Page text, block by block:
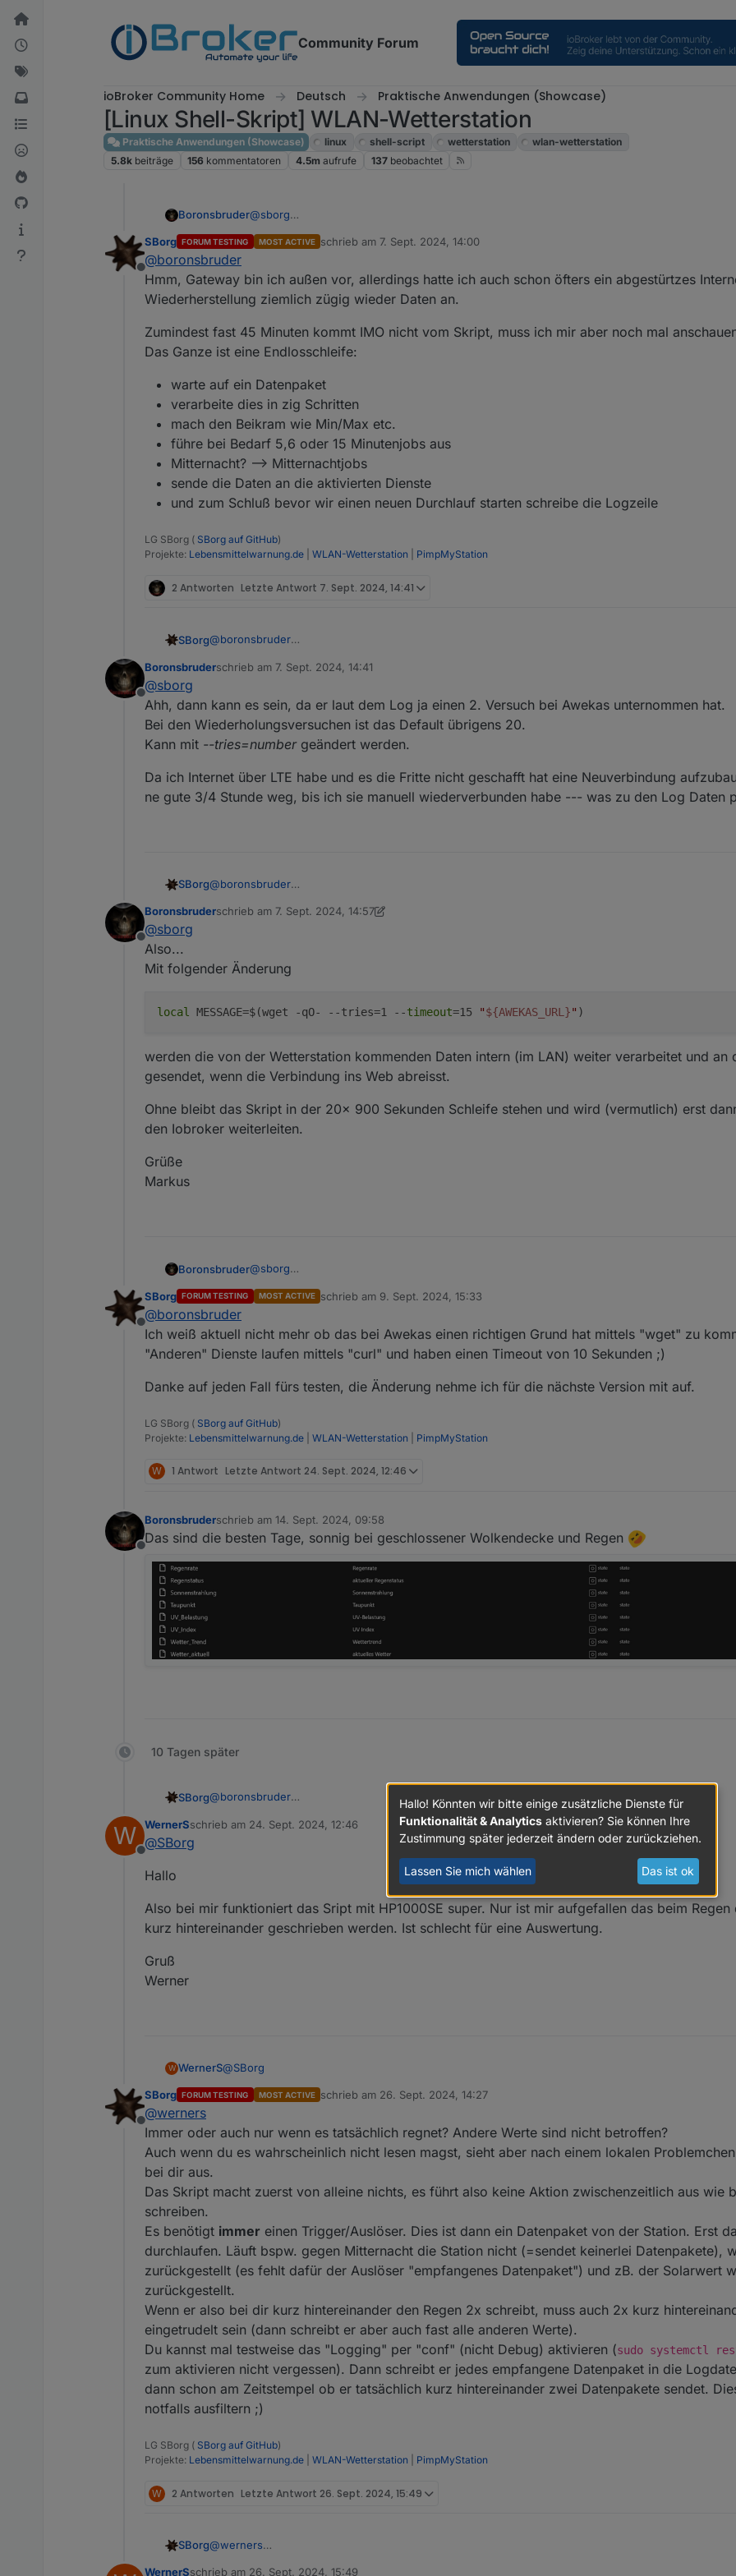
Weiter zum Inhalt
Community Forum
ioBroker Community Home Deutsch Praktische Anwendungen (Showcase)
[Linux Shell-Skript] WLAN-Wetterstation
Praktische Anwendungen (Showcase) linux shell-script wetterstation
wlan-wetterstation
5.8k beiträge 156 kommentatoren 4.5m aufrufe 137 beobachtet
Boronsbruder@sborg
Mir ist aber gerade aufgefallen, dass im Wetterstations-Log weit über 15 Minuten keine Daten
dateutc=2024-09-05+17:39:14 bis dateutc=2024-09-05+18:25:31
Wann wird das Log geschrieben?
Nicht dass das Gateway keine Daten gesendet hat, weil es keine Verbindung zum Internet
Offline
SBorg FORUM TESTING MOST ACTIVE schrieb am 7. Sept. 2024, 14:00
zuletzt editiert von
@boronsbruder
Hmm, Gateway bin ich außen vor, allerdings hatte ich auch schon öfters ein abgestürtzes
Wiederherstellung ziemlich zügig wieder Daten an.
Zumindest fast 45 Minuten kommt IMO nicht vom Skript, muss ich mir aber noch mal
Das Ganze ist eine Endlosschleife:
warte auf ein Datenpaket
verarbeite dies in zig Schritten
mach den Beikram wie Min/Max etc.
führe bei Bedarf 5,6 oder 15 Minutenjobs aus
Mitternacht? --> Mitternachtjobs
sende die Daten an die aktivierten Dienste
und zum Schluß bevor wir einen neuen Durchlauf starten schreibe die Logzeile
LG SBorg ( SBorg auf GitHub)
Projekte: Lebensmittelwarnung.de WLAN-Wetterstation PimpMyStation
2 Antworten Letzte Antwort 7. Sept. 2024, 14:41
SBorg@boronsbruder
Wiederherstellung ziemlich zügig wieder Daten an.
Zumindest fast 45 Minuten kommt IMO nicht vom Skript, muss ich mir aber noch mal anschauen.
warte auf ein Datenpaket
verarbeite dies in zig Schritten
mach den Beikram wie Min/Max etc.
führe bei Bedarf 5,6 oder 15 Minutenjobs aus
sende die Daten an die aktivierten Dienste
und zum Schluß bevor wir einen neuen Durchlauf starten schreibe die Logzeile
Offline
Boronsbruderschrieb am 7. Sept. 2024, 14:41
zuletzt editiert von
@sborg
Ahh, dann kann es sein, da er laut dem Log ja einen 2. Versuch bei Awekas unternommen hat.
Bei den Wiederholungsversuchen ist das Default übrigens 20.
Kann mit --tries=numbergeändert werden.
Da ich Internet über LTE habe und es die Fritte nicht geschafft hat eine Neuverbindung
ne gute 3/4 Stunde weg, bis ich sie manuell wiederverbunden habe --- was zu den Log Daten
SBorg@boronsbruder
Wiederherstellung ziemlich zügig wieder Daten an.
Zumindest fast 45 Minuten kommt IMO nicht vom Skript, muss ich mir aber noch mal anschauen.
verarbeite dies in zig Schritten
mach den Beikram wie Min/Max etc.
Mitternacht? --> Mitternachtjobs
Offline
Boronsbruderschrieb am 7. Sept. 2024, 14:57
zuletzt editiert von Boronsbruder
@sborg
Also...
Mit folgender Änderung
local MESSAGE=$(wget -qO- --tries=1 --timeout=15 "${AWEKAS_URL}" )
werden die von der Wetterstation kommenden Daten intern (im LAN) weiter verarbeitet und an
gesendet, wenn die Verbindung ins Web abreisst.
Ohne bleibt das Skript in der 20x 900 Sekunden Schleife stehen und wird (vermutlich) erst
den Iobroker weiterleiten.
Grüße
Markus
Boronsbruder@sborg
Mit folgender Änderung
werden die von der Wetterstation kommenden Daten intern (im LAN) weiter verarbeitet und an
gesendet, wenn die Verbindung ins Web abreisst.
Ohne bleibt das Skript in der 20x 900 Sekunden Schleife stehen und wird (vermutlich) erst
Grüße
Offline
SBorg FORUM TESTING MOST ACTIVE schrieb am 9. Sept. 2024, 15:33
zuletzt editiert von
@boronsbruder
Ich weiß aktuell nicht mehr ob das bei Awekas einen richtigen Grund hat mittels "wget" zu
"Anderen" Dienste laufen mittels "curl" und haben einen Timeout von 10 Sekunden ;)
Danke auf jeden Fall fürs testen, die Änderung nehme ich für die nächste Version mit auf.
LG SBorg ( SBorg auf GitHub)
Projekte: Lebensmittelwarnung.de WLAN-Wetterstation PimpMyStation
W 1 Antwort Letzte Antwort 24. Sept. 2024, 12:46
Offline
Boronsbruderschrieb am 14. Sept. 2024, 09:58
zuletzt editiert von
Das sind die besten Tage, sonnig bei geschlossener Wolkendecke und Regen
10 Tagen später
SBorg@boronsbruder
Ich weiß aktuell nicht mehr ob das bei Awekas einen richtigen Grund hat mittels "wget" zu
Dienste laufen mittels "curl" und haben einen Timeout von 10 Sekunden ;)
Danke auf jeden Fall fürs testen, die Änderung nehme ich für die nächste Version mit auf.
W
Offline
WernerSschrieb am 24. Sept. 2024, 12:46
zuletzt editiert von
@SBorg
Hallo
Also bei mir funktioniert das Sript mit HP1000SE super. Nur ist mir aufgefallen das beim Regen
kurz hintereinander geschrieben werden. Ist schlecht für eine Auswertung.
Gruß
Werner
W WernerS@SBorg
Hallo
Also bei mir funktioniert das Sript mit HP1000SE super. Nur ist mir aufgefallen das beim Regen die
hintereinander geschrieben werden. Ist schlecht für eine Auswertung.
Offline
SBorg FORUM TESTING MOST ACTIVE schrieb am 26. Sept. 2024, 14:27
zuletzt editiert von
@werners
Immer oder auch nur wenn es tatsächlich regnet? Andere Werte sind nicht betroffen?
Auch wenn du es wahrscheinlich nicht lesen magst, sieht aber nach einem lokalen
bei dir aus.
Das Skript macht zuerst von alleine nichts, es führt also keine Aktion zwischenzeitlich aus wie
schreiben.
Es benötigt immer einen Trigger/Auslöser. Dies ist dann ein Datenpaket von der Station. Erst
durchlaufen. Läuft bspw. gegen Mitternacht die Station nicht (=sendet keinerlei Datenpakete),
zurückgestellt (es fehlt dafür der Auslöser "empfangenes Datenpaket") und zB. der Solarwert
zurückgestellt.
Wenn er also bei dir kurz hintereinander den Regen 2x schreibt, muss auch 2x kurz
eingetrudelt sein (dann schreibt er aber auch fast alle anderen Werte).
Du kannst mal testweise das "Logging" per "conf" (nicht Debug) aktivieren (sudo systemctl
zum aktivieren nicht vergessen). Dann schreibt er jedes empfangene Datenpaket in die
dann schon am Zeitstempel ob er tatsächlich kurz hintereinander zwei Datenpakete sendet.
notfalls ausfiltern ;)
LG SBorg ( SBorg auf GitHub)
Projekte: Lebensmittelwarnung.de WLAN-Wetterstation PimpMyStation
W 2 Antworten Letzte Antwort 26. Sept. 2024, 15:49
SBorg@werners
WernerSschrieb am 26. Sept. 2024, 15:49
Hallo! Könnten wir bitte einige zusätzliche Dienste für
Funktionalität & Analytics aktivieren? Sie können Ihre
Zustimmung später jederzeit ändern oder zurückziehen.
Lassen Sie mich wählen Das ist ok